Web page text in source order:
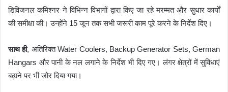
डिविजनल कमिश्नर ने विभिन्न विभागों द्वारा किए जा रहे मरम्मत और सुधार कार्यों
की समीक्षा की। उन्होंने 15 जून तक सभी जरूरी काम पूरे करने के निर्देश दिए।
साथ ही, अतिरिक्त Water Coolers, Backup Generator Sets, German
Hangars और पानी के नल लगाने के निर्देश भी दिए गए। लंगर क्षेत्रों में सुविधाएं
बढ़ाने पर भी जोर दिया गया।